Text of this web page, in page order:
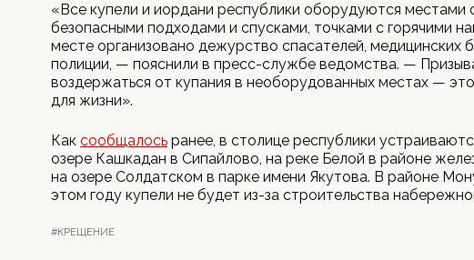
«Все купели и иордани республики оборудуются местами
безопасными подходами и спусками, точками с горячими
месте организовано дежурство спасателей, медицинских
полиции, — пояснили в пресс-службе ведомства. —
воздержаться от купания в необорудованных местах —
для жизни».
Как сообщалось ранее, в столице республики
озере Кашкадан в Сипайлово, на реке Белой в районе
на озере Солдатском в парке имени Якутова. В районе
этом году купели не будет из-за строительства
#КРЕЩЕНИЕ